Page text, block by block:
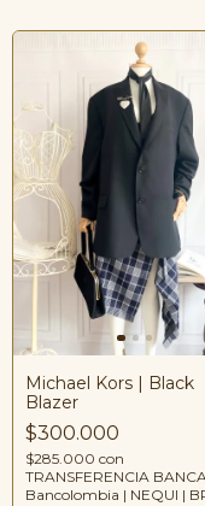
Michael Kors | Black
Blazer
$300.000
$285.000 con
TRANSFERENCIA
Bancolombia | NEQUI |